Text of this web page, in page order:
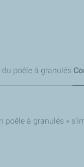
poêle à granulés
poêle à granulés »